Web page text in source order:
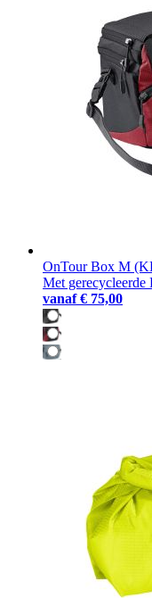
OnTour Box M
Met gerecycleerde
vanaf € 75,00